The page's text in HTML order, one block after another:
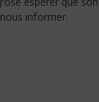
nous informer.